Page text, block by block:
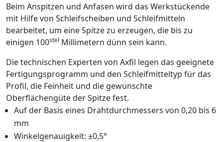
Beim Anspitzen und Anfasen wird das Werkstückende
mit Hilfe von Schleifscheiben und Schleifmitteln
bearbeitet, um eine Spitze zu erzeugen, die bis zu
einigen 100stel Millimetern dünn sein kann.
Die technischen Experten von Axfil legen das geeignete
Fertigungsprogramm und den Schleifmitteltyp für das
Profil, die Feinheit und die gewünschte
Oberflächengüte der Spitze fest.
Auf der Basis eines Drahtdurchmessers von 0,20 bis 6
mm
Winkelgenauigkeit: ±0,5°